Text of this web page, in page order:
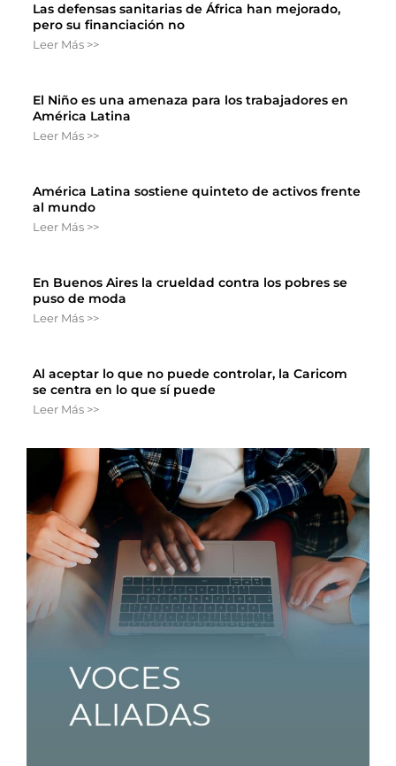
Las defensas sanitarias de África han mejorado,
pero su financiación no
Leer Más >>
El Niño es una amenaza para los trabajadores en
América Latina
Leer Más >>
América Latina sostiene quinteto de activos frente
al mundo
Leer Más >>
En Buenos Aires la crueldad contra los pobres se
puso de moda
Leer Más >>
Al aceptar lo que no puede controlar, la Caricom
se centra en lo que sí puede
Leer Más >>